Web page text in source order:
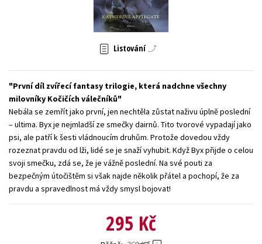
Zahraniční literatura
Všechny tituly
Listování
První díl zvířecí fantasy trilogie, která nadchne všechny
milovníky Kočičích válečníků
Nebála se zemřít jako první, jen nechtěla zůstat naživu úplně poslední
– ultima. Byx je nejmladší ze smečky dairnů. Tito tvorové vypadají jako
psi, ale patří k šesti vládnoucím druhům. Protože dovedou vždy
rozeznat pravdu od lži, lidé se je snaží vyhubit. Když Byx přijde o celou
svoji smečku, zdá se, že je vážně poslední. Na své pouti za
bezpečným útočištěm si však najde několik přátel a pochopí, že za
pravdu a spravedlnost má vždy smysl bojovat!
295 Kč